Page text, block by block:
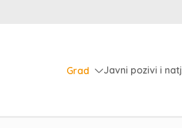
Grad Javni pozivi i